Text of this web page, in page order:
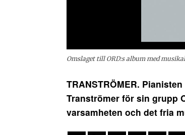
Omslaget till ORD:s album med
TRANSTRÖMER.
Tranströmer för sin grupp
varsamheten och det fria